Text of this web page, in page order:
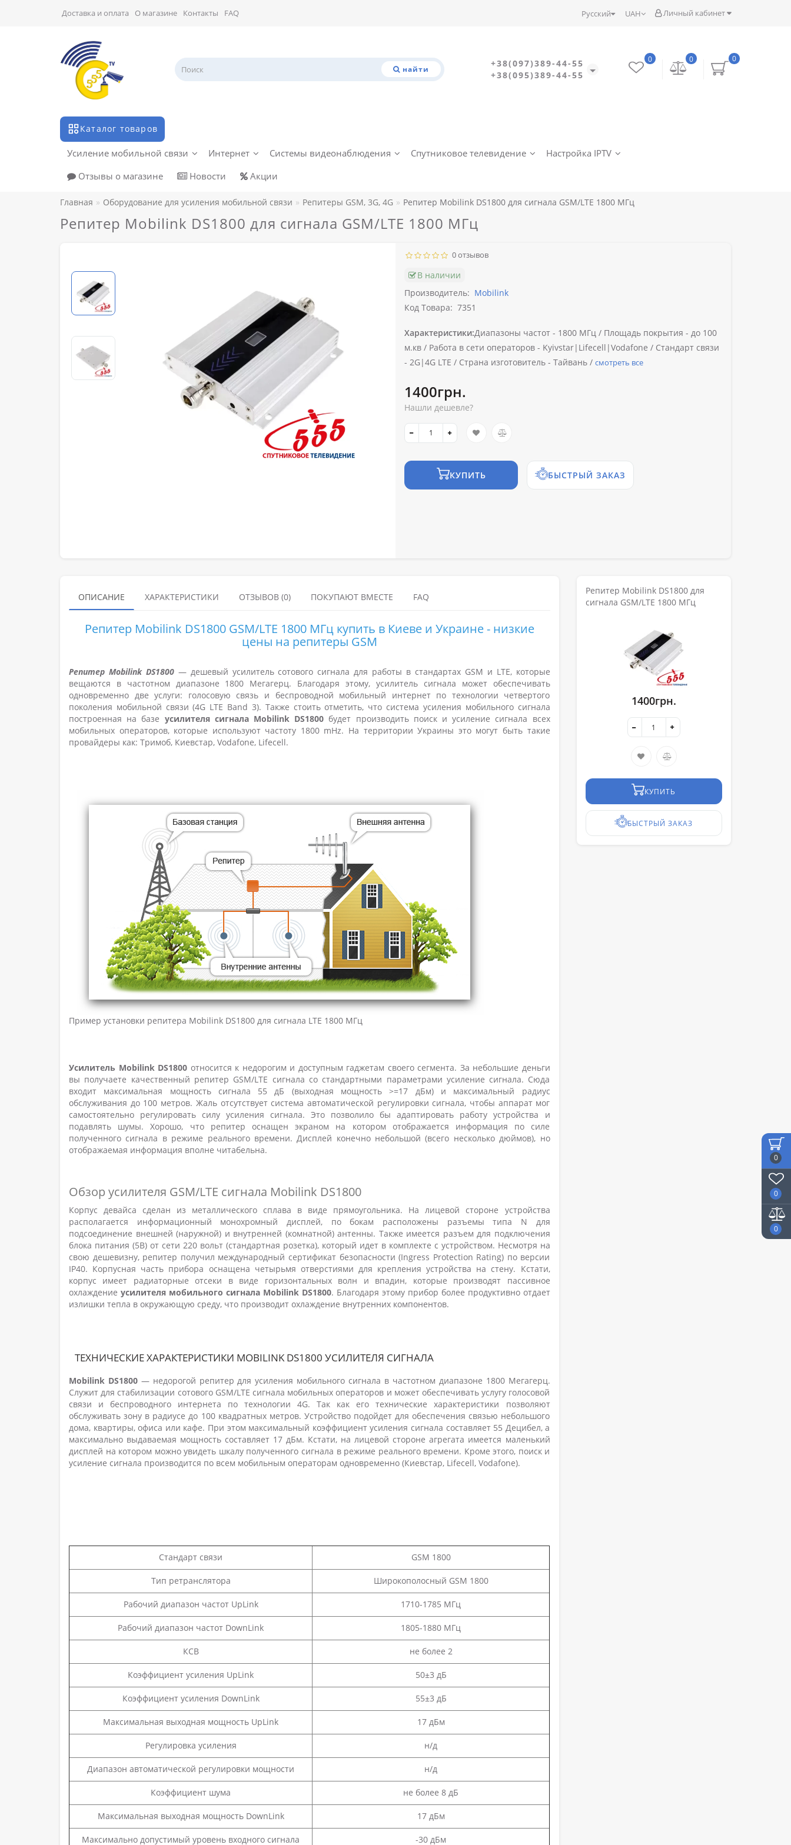
0
0
0
Личный кабинет
UAH
Русский
Доставка и оплата О магазине Контакты FAQ
найти
+38(097)389-44-55
+38(095)389-44-55
0
0
0
Каталог товаров
Усиление мобильной связи Интернет Системы видеонаблюдения Спутниковое телевидение
Настройка IPTV
Отзывы о магазине
Новости Акции
Главная Оборудование для усиления мобильной связи Репитеры GSM, 3G, 4G Репитер Mobilink DS1800 для сигнала GSM/LTE 1800 МГц
Репитер Mobilink DS1800 для сигнала GSM/LTE 1800 МГц
0 отзывов
В наличии
Производитель: Mobilink
Код Товара: 7351
Характеристики:Диапазоны частот - 1800 МГц / Площадь покрытия - до 100
м.кв / Работа в сети операторов - Kyivstar|Lifecell|Vodafone / Стандарт связи
- 2G|4G LTE / Страна изготовитель - Тайвань / смотреть все
1400грн.
Нашли дешевле?
КУПИТЬ БЫСТРЫЙ ЗАКАЗ
ОПИСАНИЕ ХАРАКТЕРИСТИКИ ОТЗЫВОВ (0) ПОКУПАЮТ ВМЕСТЕ FAQ
Репитер Mobilink DS1800 GSM/LTE 1800 МГц купить в Киеве и Украине - низкие
цены на репитеры GSM
Репитер Mobilink DS1800 — дешевый усилитель сотового сигнала для работы в стандартах GSM и LTE, которые
вещаются в частотном диапазоне 1800 Мегагерц. Благодаря этому, усилитель сигнала может обеспечивать
одновременно две услуги: голосовую связь и беспроводной мобильный интернет по технологии четвертого
поколения мобильной связи (4G LTE Band 3). Также стоить отметить, что система усиления мобильного сигнала
построенная на базе усилителя сигнала Mobilink DS1800будет производить поиск и усиление сигнала всех
мобильных операторов, которые используют частоту 1800 mHz. На территории Украины это могут быть такие
провайдеры как: Тримоб, Киевстар, Vodafone, Lifecell.
Пример установки репитера Mobilink DS1800 для сигнала LTE 1800 МГц
Усилитель Mobilink DS1800 относится к недорогим и доступным гаджетам своего сегмента. За небольшие деньги
вы получаете качественный репитер GSM/LTE сигнала со стандартными параметрами усиление сигнала. Сюда
входит максимальная мощность сигнала 55 дБ (выходная мощность>=17 дБм) и максимальный радиус
обслуживания до 100 метров. Жаль отсутствует система автоматической регулировки сигнала, чтобы аппарат мог
самостоятельно регулировать силу усиления сигнала. Это позволило бы адаптировать работу устройства и
подавлять шумы. Хорошо, что репитер оснащен экраном на котором отображается информация по силе
полученного сигнала в режиме реального времени. Дисплей конечно небольшой (всего несколько дюймов), но
отображаемая информация вполне читабельна.
Обзор усилителя GSM/LTE сигнала Mobilink DS1800
Корпус девайса сделан из металлического сплава в виде прямоугольника. На лицевой стороне устройства
располагается информационный монохромный дисплей, по бокам расположены разъемы типа N для
подсоединение внешней (наружной) и внутренней (комнатной) антенны. Также имеется разъем для подключения
блока питания (5В) от сети 220 вольт (стандартная розетка), который идет в комплекте с устройством. Несмотря на
свою дешевизну, репитер получил международный сертификат безопасности (Ingress Protection Rating) по версии
IP40. Корпусная часть прибора оснащена четырьмя отверстиями для крепления устройства на стену. Кстати,
корпус имеет радиаторные отсеки в виде горизонтальных волн и впадин, которые производят пассивное
охлаждение усилителя мобильного сигнала Mobilink DS1800. Благодаря этому прибор более продуктивно отдает
излишки тепла в окружающую среду, что производит охлаждение внутренних компонентов.
ТЕХНИЧЕСКИЕ ХАРАКТЕРИСТИКИ MOBILINK DS1800 УСИЛИТЕЛЯ СИГНАЛА
Mobilink DS1800— недорогой репитер для усиления мобильного сигнала в частотном диапазоне 1800 Мегагерц.
Служит для стабилизации сотового GSM/LTE сигнала мобильных операторов и может обеспечивать услугу голосовой
связи и беспроводного интернета по технологии 4G. Так как его технические характеристики позволяют
обслуживать зону в радиусе до 100 квадратных метров. Устройство подойдет для обеспечения связью небольшого
дома, квартиры, офиса или кафе. При этом максимальный коэффициент усиления сигнала составляет 55 Децибел, а
максимально выдаваемая мощность составляет 17 дБм. Кстати, на лицевой стороне агрегата имеется маленький
дисплей на котором можно увидеть шкалу полученного сигнала в режиме реального времени. Кроме этого, поиск и
усиление сигнала производится по всем мобильным операторам одновременно (Киевстар, Lifecell, Vodafone).
Стандарт связи GSM 1800
Тип ретранслятора Широкополосный GSM 1800
Рабочий диапазон частот UpLink 1710-1785 МГц
Рабочий диапазон частот DownLink 1805-1880 МГц
КСВ не более 2
Коэффициент усиления UpLink 50±3 дБ
Коэффициент усиления DownLink 55±3 дБ
Максимальная выходная мощность UpLink 17 дБм
Регулировка усиления н/д
Диапазон автоматической регулировки мощности н/д
Коэффициент шума не более 8 дБ
Максимальная выходная мощность DownLink 17 дБм
Максимально допустимый уровень входного сигнала -30 дБм
Репитер Mobilink DS1800 для
сигнала GSM/LTE 1800 МГц
1400грн.
КУПИТЬ
БЫСТРЫЙ ЗАКАЗ